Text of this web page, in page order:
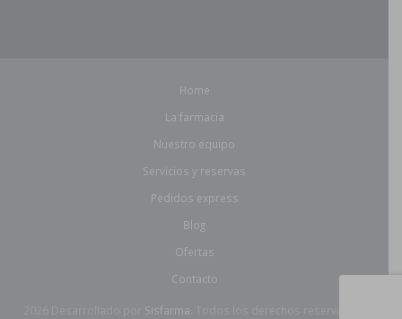
Home
La farmacia
Nuestro equipo
Servicios y reservas
Pedidos express
Blog
Ofertas
Contacto
Sisfarma.